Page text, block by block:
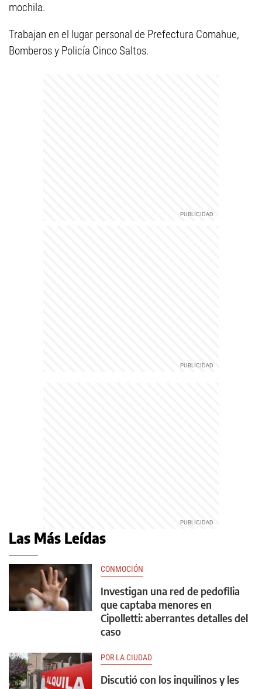
mochila.
Trabajan en el lugar personal de Prefectura Comahue,
Bomberos y Policía Cinco Saltos.
Las Más Leídas
CONMOCIÓN
Investigan una red de pedofilia
que captaba menores en
Cipolletti: aberrantes detalles del
caso
POR LA CIUDAD
Discutió con los inquilinos y les